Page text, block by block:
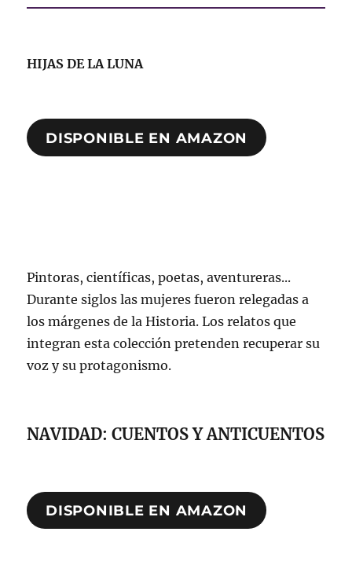
HIJAS DE LA LUNA
DISPONIBLE EN AMAZON
Pintoras, científicas, poetas, aventureras...
Durante siglos las mujeres fueron relegadas a
los márgenes de la Historia. Los relatos que
integran esta colección pretenden recuperar su
voz y su protagonismo.
NAVIDAD: CUENTOS Y ANTICUENTOS
DISPONIBLE EN AMAZON